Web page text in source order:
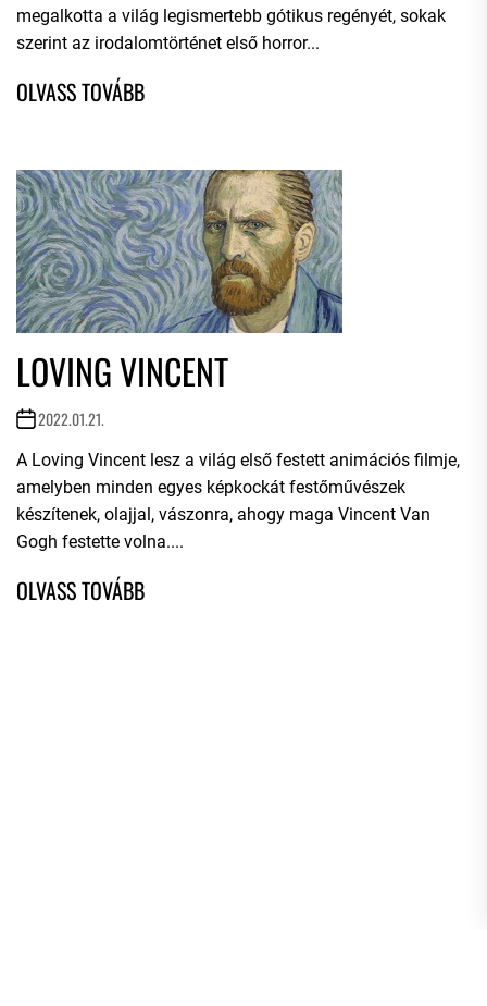
megalkotta a világ legismertebb gótikus regényét, sokak
szerint az irodalomtörténet első horror...
LOVING VINCENT
2022.01.21.
A Loving Vincent lesz a világ első festett animációs filmje,
amelyben minden egyes képkockát festőművészek
készítenek, olajjal, vászonra, ahogy maga Vincent Van
Gogh festette volna....